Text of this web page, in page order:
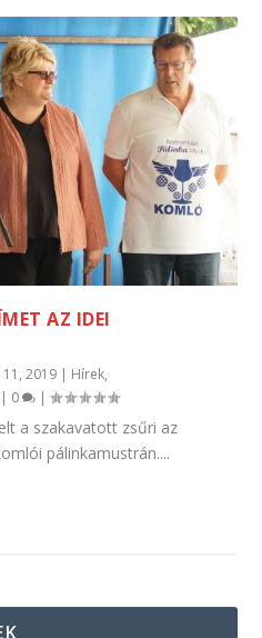
AZ IDEI
2019 | Hírek,
| 0 |
a szakavatott zsűri az
pálinkamustrán....